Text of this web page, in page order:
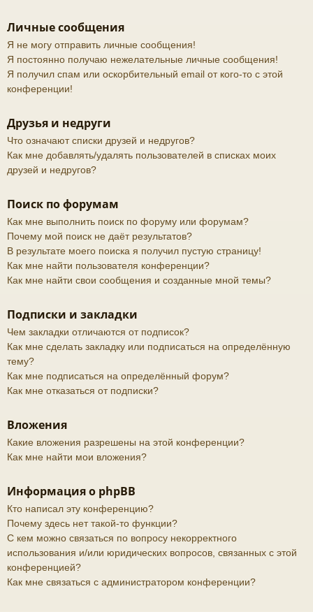
Личные сообщения
Я не могу отправить личные сообщения!
Я постоянно получаю нежелательные личные сообщения!
Я получил спам или оскорбительный email от кого-то с этой
конференции!
Друзья и недруги
Что означают списки друзей и недругов?
Как мне добавлять/удалять пользователей в списках моих
друзей и недругов?
Поиск по форумам
Как мне выполнить поиск по форуму или форумам?
Почему мой поиск не даёт результатов?
В результате моего поиска я получил пустую страницу!
Как мне найти пользователя конференции?
Как мне найти свои сообщения и созданные мной темы?
Подписки и закладки
Чем закладки отличаются от подписок?
Как мне сделать закладку или подписаться на определённую
тему?
Как мне подписаться на определённый форум?
Как мне отказаться от подписки?
Вложения
Какие вложения разрешены на этой конференции?
Как мне найти мои вложения?
Информация о phpBB
Кто написал эту конференцию?
Почему здесь нет такой-то функции?
С кем можно связаться по вопросу некорректного
использования и/или юридических вопросов, связанных с этой
конференцией?
Как мне связаться с администратором конференции?